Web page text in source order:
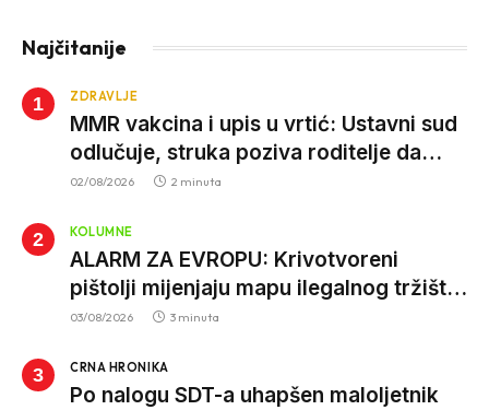
Najčitanije
ZDRAVLJE
MMR vakcina i upis u vrtić: Ustavni sud
odlučuje, struka poziva roditelje da
vjeruju nauci
02/08/2026 2 minuta
KOLUMNE
ALARM ZA EVROPU: Krivotvoreni
pištolji mijenjaju mapu ilegalnog tržišta,
istrage ukazuju na proizvodnju van EU
03/08/2026 3 minuta
CRNA HRONIKA
Po nalogu SDT-a uhapšen maloljetnik